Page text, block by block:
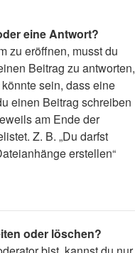
eine Antwort?
zu eröffnen, musst du
Beitrag zu antworten,
sein, dass eine
einen Beitrag schreiben
am Ende der
Z. B. „Du darfst
erstellen“
oder löschen?